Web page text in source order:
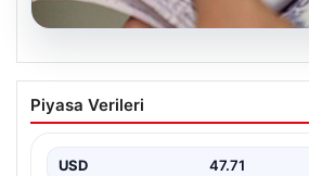
07.08.2026
Bayram ikramiyeleri ne
2026 Kurban Bayramı
Piyasa Verileri
USD 47.71